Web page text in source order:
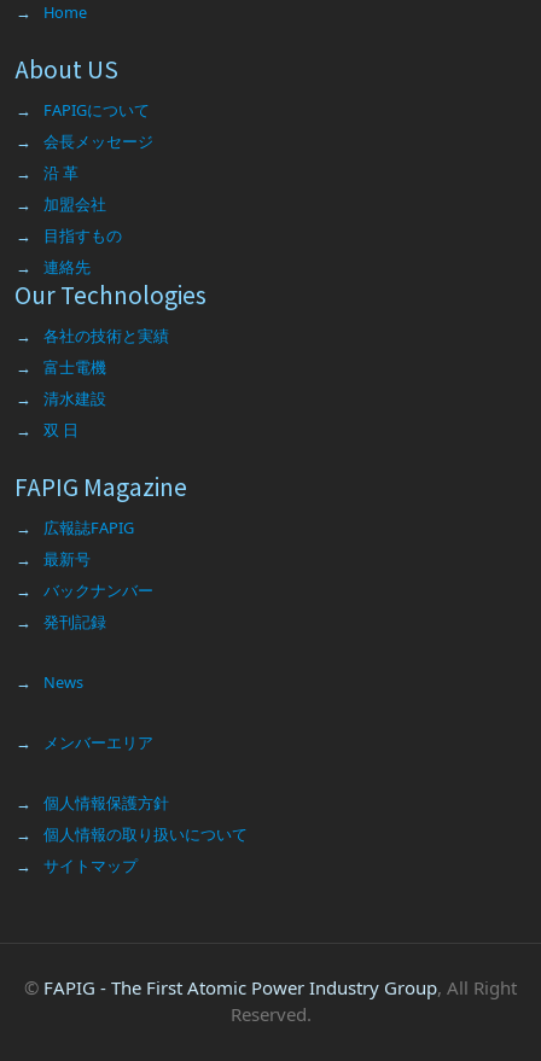
Home
About US
FAPIGについて
会長メッセージ
沿 革
加盟会社
目指すもの
連絡先
Our Technologies
各社の技術と実績
富士電機
清水建設
双 日
FAPIG Magazine
広報誌FAPIG
最新号
バックナンバー
発刊記録
News
メンバーエリア
個人情報保護方針
個人情報の取り扱いについて
サイトマップ
© FAPIG - The First Atomic Power Industry Group, All Right
Reserved.